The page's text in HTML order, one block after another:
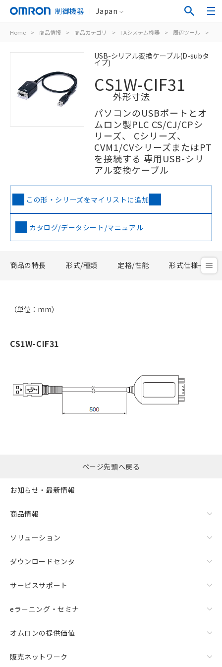
制御機器 Japan
Home > 商品情報 > 商品カテゴリ > FAシステム機器 > 周辺ツール >
USB-シリアル変換ケーブル(D-subタ
イプ)
CS1W-CIF31
外形寸法
パソコンのUSBポートとオ
ムロン製PLC CS/CJ/CPシ
リーズ、 Cシリーズ、
CVM1/CVシリーズまたはPT
を接続する 専用USB-シリ
アル変換ケーブル
この形・シリーズをマイリストに追加
カタログ/データシート/マニュアル
商品の特長 形式/種類 定格/性能 形式仕様一覧
（単位：mm）
CS1W-CIF31
ページ先頭へ戻る
お知らせ・最新情報
商品情報
ソリューション
ダウンロードセンタ
サービスサポート
eラーニング・セミナ
オムロンの提供価値
販売ネットワーク